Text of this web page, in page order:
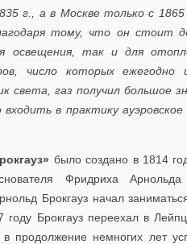
г., а в Москве только с
тому, что он стоит
освещения, так и для
число которых ежегодно
света, газ получил большое
входить в практику
было создано в 1814
Фридриха Арнольда
Брокгауз начал
Брокгауз переехал в
продолжение немногих лет